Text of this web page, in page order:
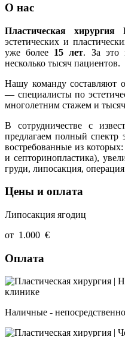
О нас
Пластическая хирургия
эстетических и
уже более 15 лет. За это
несколько тысяч пациентов.
Нашу команду составляют
— специалисты по
многолетним стажем и
В сотрудничестве с
предлагаем полный спектр
востребованные из
и септоринопластика),
груди, липосакция,
Цены и оплата
Липосакция ягодиц
от 1.000 €
Оплата
Наличные -